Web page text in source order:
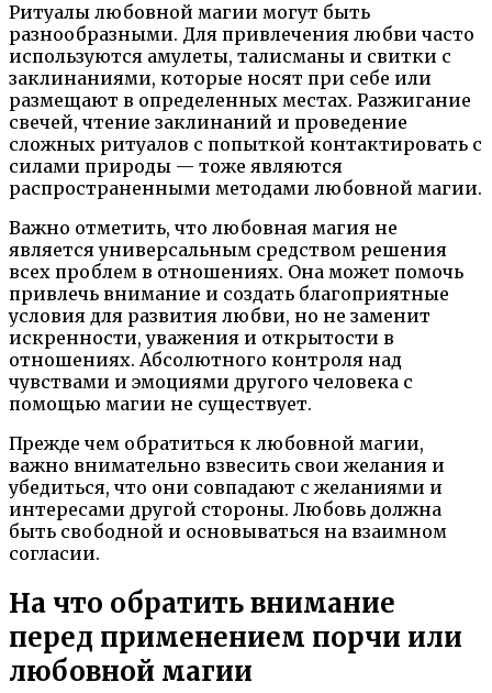
Ритуалы любовной магии могут быть
разнообразными. Для привлечения любви часто
используются амулеты, талисманы и свитки с
заклинаниями, которые носят при себе или
размещают в определенных местах. Разжигание
свечей, чтение заклинаний и проведение
сложных ритуалов с попыткой контактировать с
силами природы — тоже являются
распространенными методами любовной магии.
Важно отметить, что любовная магия не
является универсальным средством решения
всех проблем в отношениях. Она может помочь
привлечь внимание и создать благоприятные
условия для развития любви, но не заменит
искренности, уважения и открытости в
отношениях. Абсолютного контроля над
чувствами и эмоциями другого человека с
помощью магии не существует.
Прежде чем обратиться к любовной магии,
важно внимательно взвесить свои желания и
убедиться, что они совпадают с желаниями и
интересами другой стороны. Любовь должна
быть свободной и основываться на взаимном
согласии.
На что обратить внимание
перед применением порчи или
любовной магии